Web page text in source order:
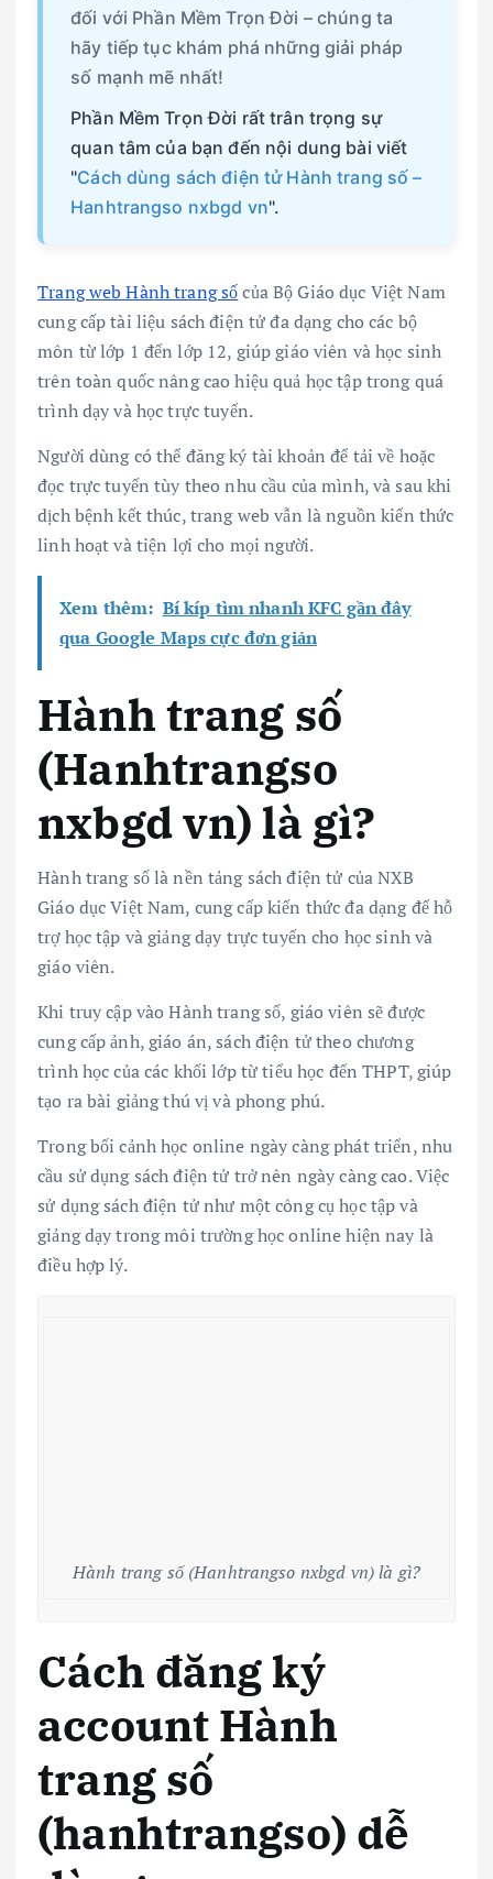
đối với Phần Mềm Trọn Đời – chúng ta
hãy tiếp tục khám phá những giải pháp
số mạnh mẽ nhất!
Phần Mềm Trọn Đời rất trân trọng sự
quan tâm của bạn đến nội dung bài viết
"Cách dùng sách điện tử Hành trang số –
Hanhtrangso nxbgd vn".
Trang web Hành trang sốcủa Bộ Giáo dục Việt Nam
cung cấp tài liệu sách điện tử đa dạng cho các bộ
môn từ lớp 1 đến lớp 12, giúp giáo viên và học sinh
trên toàn quốc nâng cao hiệu quả học tập trong quá
trình dạy và học trực tuyến.
Người dùng có thể đăng ký tài khoản để tải về hoặc
đọc trực tuyến tùy theo nhu cầu của mình, và sau khi
dịch bệnh kết thúc, trang web vẫn là nguồn kiến thức
linh hoạt và tiện lợi cho mọi người.
Xem thêm: Bí kíp tìm nhanh KFC gần đây
qua Google Maps cực đơn giản
Hành trang số
(Hanhtrangso
nxbgd vn) là gì?
Hành trang số là nền tảng sách điện tử của NXB
Giáo dục Việt Nam, cung cấp kiến thức đa dạng để hỗ
trợ học tập và giảng dạy trực tuyến cho học sinh và
giáo viên.
Khi truy cập vào Hành trang số, giáo viên sẽ được
cung cấp ảnh, giáo án, sách điện tử theo chương
trình học của các khối lớp từ tiểu học đến THPT, giúp
tạo ra bài giảng thú vị và phong phú.
Trong bối cảnh học online ngày càng phát triển, nhu
cầu sử dụng sách điện tử trở nên ngày càng cao. Việc
sử dụng sách điện tử như một công cụ học tập và
giảng dạy trong môi trường học online hiện nay là
điều hợp lý.
Hành trang số (Hanhtrangso nxbgd vn) là gì?
Cách đăng ký
account Hành
trang số
(hanhtrangso) dễ